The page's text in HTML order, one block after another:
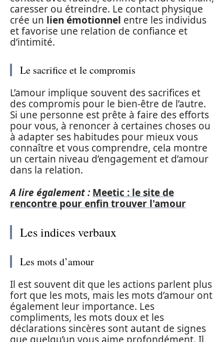
caresser ou étreindre. Le contact physique
crée un lien émotionnel entre les individus
et favorise une relation de confiance et
d’intimité.
Le sacrifice et le compromis
L’amour implique souvent des sacrifices et
des compromis pour le bien-être de l’autre.
Si une personne est prête à faire des efforts
pour vous, à renoncer à certaines choses ou
à adapter ses habitudes pour mieux vous
connaître et vous comprendre, cela montre
un certain niveau d’engagement et d’amour
dans la relation.
A lire également : Meetic : le site de
rencontre pour enfin trouver l'amour
Les indices verbaux
Les mots d’amour
Il est souvent dit que les actions parlent plus
fort que les mots, mais les mots d’amour ont
également leur importance. Les
compliments, les mots doux et les
déclarations sincères sont autant de signes